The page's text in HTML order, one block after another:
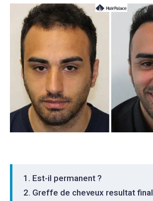
Est-il permanent ?
Greffe de cheveux resultat final